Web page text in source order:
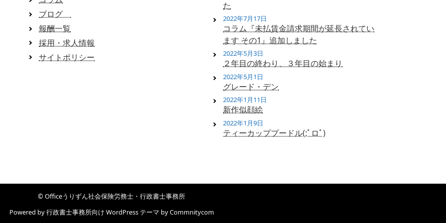
ブログ
報酬一覧
採用・求人情報
サイトポリシー
た
コラム『未払賃金請求期間が延長されてい
ます その1』追加しました
2022年7月17日
２年目の終わり、３年目の始まり
2022年5月3日
グレード・デン
2022年5月1日
新作似顔絵
2022年1月11日
ティーカッププードル(;ﾟロﾟ)
2022年1月9日
© Officeうりずん社会保険労務士・行政書士事務所
Powered by行政書士事務所向け WordPress テーマ byCommnitycom